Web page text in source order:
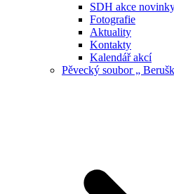
SDH akce
Fotografie
Aktuality
Kontakty
Kalendář akcí
Pěvecký soubor „